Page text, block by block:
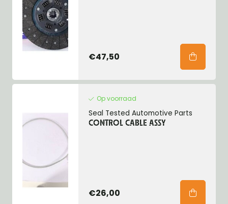
€47,50
Op voorraad
Seal Tested Automotive Parts
CONTROL CABLE ASSY
€26,00